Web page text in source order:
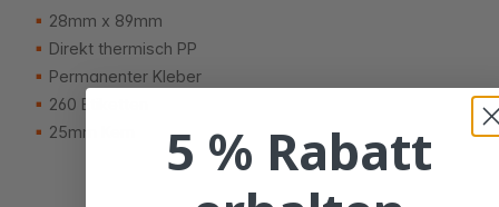
28mm x 89mm
Direkt thermisch PP
Permanenter Kleber
260 Etiketten
25mm Kern
5 % Rabatt